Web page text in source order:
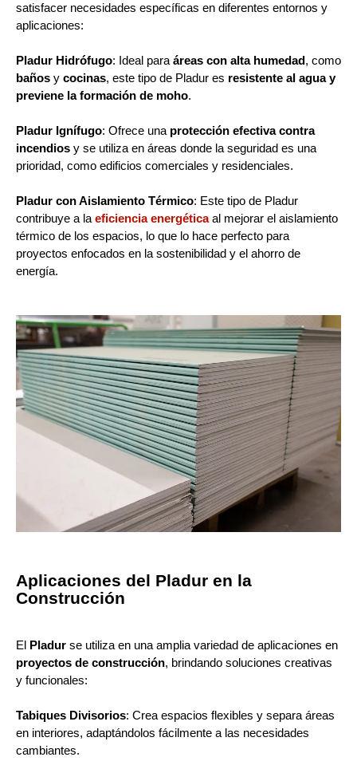
satisfacer necesidades específicas en diferentes entornos y
aplicaciones:
Pladur Hidrófugo: Ideal para áreas con alta humedad, como
baños y cocinas, este tipo de Pladur es resistente al agua y
previene la formación de moho.
Pladur Ignífugo: Ofrece una protección efectiva contra
incendios y se utiliza en áreas donde la seguridad es una
prioridad, como edificios comerciales y residenciales.
Pladur con Aislamiento Térmico: Este tipo de Pladur
contribuye a la eficiencia energéticaal mejorar el aislamiento
térmico de los espacios, lo que lo hace perfecto para
proyectos enfocados en la sostenibilidad y el ahorro de
energía.
Aplicaciones del Pladur en la
Construcción
El Pladur se utiliza en una amplia variedad de aplicaciones en
proyectos de construcción, brindando soluciones creativas
y funcionales:
Tabiques Divisorios: Crea espacios flexibles y separa áreas
en interiores, adaptándolos fácilmente a las necesidades
cambiantes.